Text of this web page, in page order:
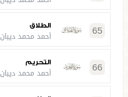
65 الطلاق
أحمد محمد ديبان
66 التحريم
أحمد محمد ديبان